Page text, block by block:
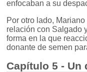
enfocaban a su
Por otro lado,
relación con Salgado
forma en la que
donante de semen
Capítulo 5 -